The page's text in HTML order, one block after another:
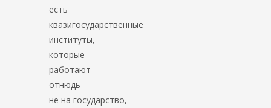
есть
квазигосударственные
институты,
которые
работают
отнюдь
не на государство,